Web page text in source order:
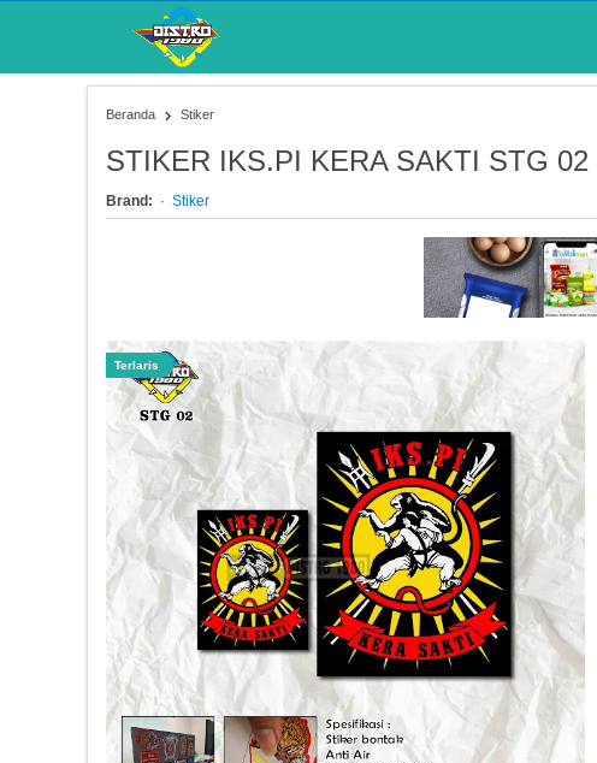
Beranda Stiker
STIKER IKS.PI KERA SAKTI STG 02
Brand: Stiker
Terlaris